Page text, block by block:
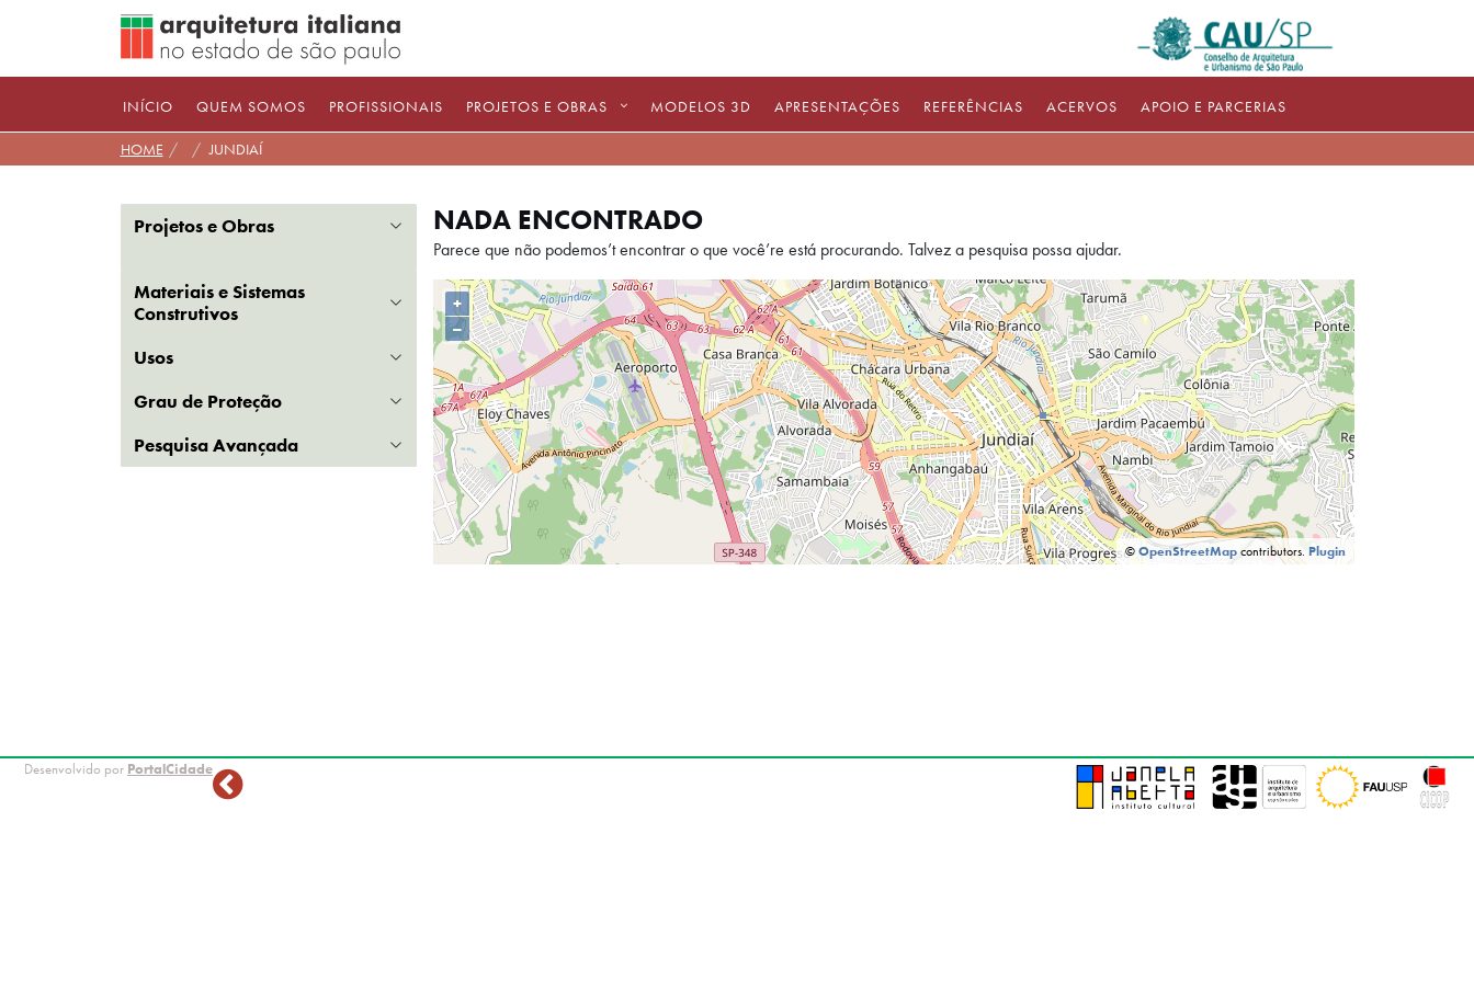
INÍCIO QUEM SOMOS PROFISSIONAIS PROJETOS E OBRAS MODELOS 3D APRESENTAÇÕES REFERÊNCIAS ACERVOS APOIO E PARCERIAS
HOME JUNDIAÍ
Projetos e Obras
Materiais e Sistemas
Construtivos
Usos
Grau de Proteção
Pesquisa Avançada
... Carregando...
NADA ENCONTRADO
Parece que não podemos’t encontrar o que você’re está procurando. Talvez a pesquisa possa ajudar.
+
–
©OpenStreetMapcontributors. Plugin
Desenvolvido por PortalCidade